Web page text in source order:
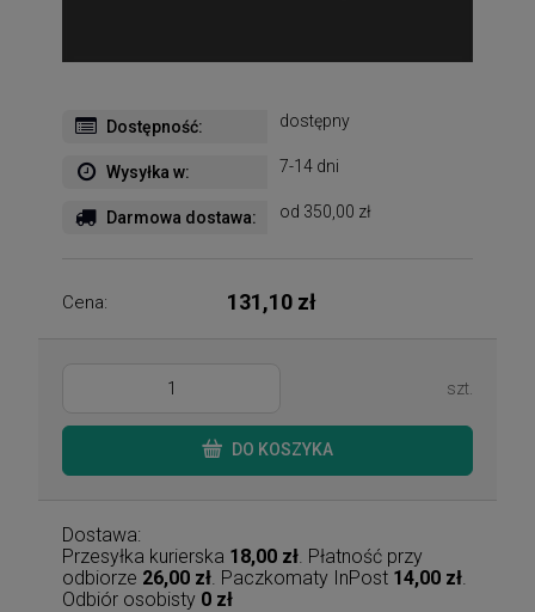
Dostępność: dostępny
Wysyłka w: 7-14 dni
Darmowa dostawa: od 350,00 zł
Cena: 131,10 zł
szt.
DO KOSZYKA
Dostawa:
Przesyłka kurierska 18,00 zł . Płatność przy
odbiorze 26,00 zł . Paczkomaty InPost 14,00 zł
Odbiór osobisty 0 zł